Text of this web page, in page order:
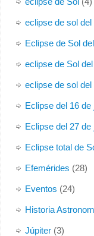
eclipse de sol del
Eclipse de Sol
eclipse de Sol
eclipse de sol
Eclipse del 16 de
Eclipse del 27 de
Eclipse total de
Efemérides (28)
Eventos (24)
Historia
Júpiter(3)